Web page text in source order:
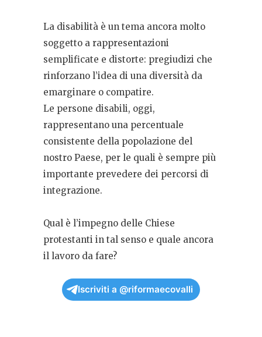
La disabilità è un tema ancora molto
soggetto a rappresentazioni
semplificate e distorte: pregiudizi che
rinforzano l’idea di una diversità da
emarginare o compatire.
Le persone disabili, oggi,
rappresentano una percentuale
consistente della popolazione del
nostro Paese, per le quali è sempre più
importante prevedere dei percorsi di
integrazione.
Qual è l’impegno delle Chiese
protestanti in tal senso e quale ancora
il lavoro da fare?
Iscriviti a @riformaecovalli